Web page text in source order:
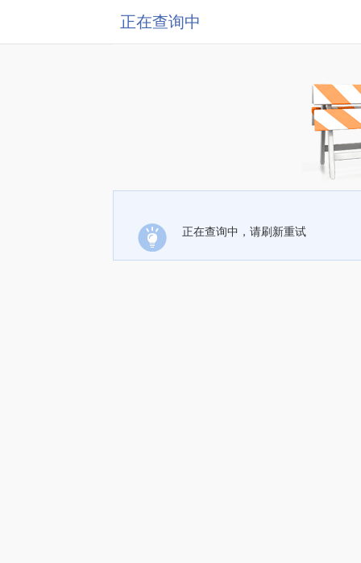
正在查询中
正在查询中，请刷新重试